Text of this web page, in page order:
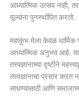
आध्यात्मिक उत्सव नाही,
मूल्यांना पुनर्स्थापित करतो.
महाकुंभ मेला केवळ धार्मिक
आध्यात्मिक अनुभव आहे.
तत्त्वज्ञानाच्या दृष्टीने
तत्त्वज्ञानाचा प्रसार करत
साधण्यासाठी आणि